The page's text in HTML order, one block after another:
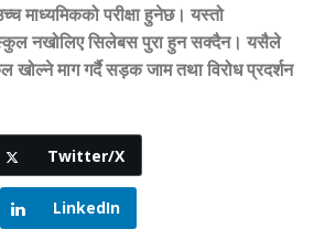
माध्यमिकको परीक्षा हुनेछ। यस्तो
स्कुल नखोलिए सिलेबस पुरा हुन सक्दैन। यसैले
खोल्ने माग गर्दै सड़क जाम तथा विरोध प्रदर्शन
Twitter/X
LinkedIn